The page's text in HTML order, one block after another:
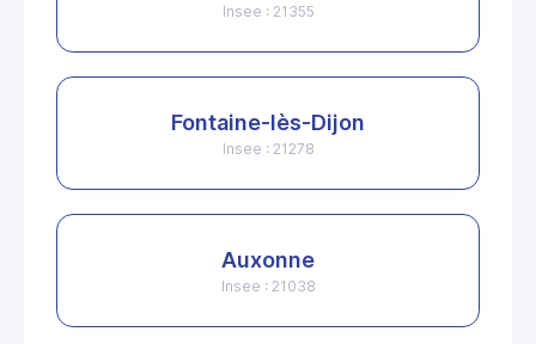
Insee : 21355
Fontaine-lès-Dijon
Insee : 21278
Auxonne
Insee : 21038